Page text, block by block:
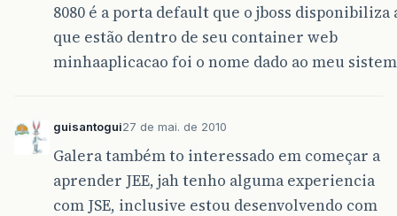
8080 é a porta default que o jboss disponibiliza
que estão dentro de seu container web
minhaaplicacao foi o nome dado ao meu
guisantogui27 de mai. de 2010
Galera também to interessado em começar a
aprender JEE, jah tenho alguma experiencia
com JSE, inclusive estou desenvolvendo com